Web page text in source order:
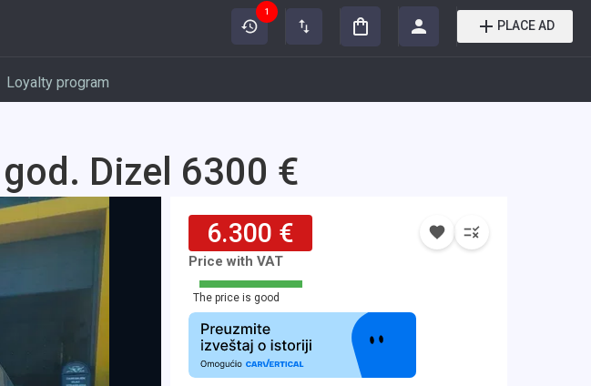
1
PLACE AD
Loyalty program
Dizel 6300 €
6.300 €
Price with VAT
The price is good